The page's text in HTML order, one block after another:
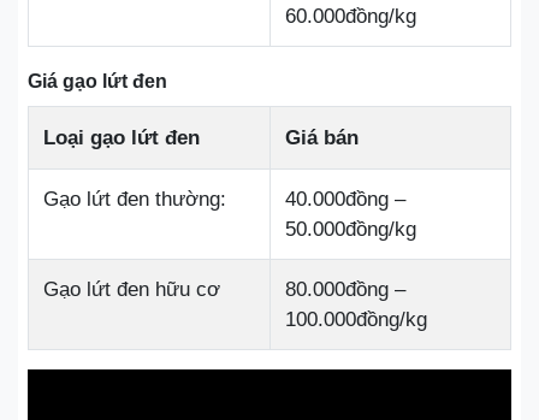
60.000đồng/kg
Giá gạo lứt đen
Loại gạo lứt đen Giá bán
Gạo lứt đen thường:
40.000đồng –
50.000đồng/kg
Gạo lứt đen hữu cơ
80.000đồng –
100.000đồng/kg